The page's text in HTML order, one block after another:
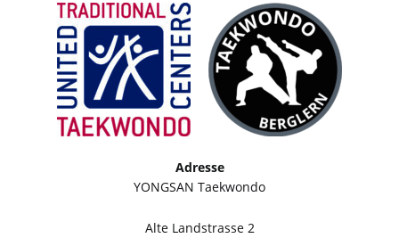
Adresse
YONGSAN Taekwondo
Alte Landstrasse 2